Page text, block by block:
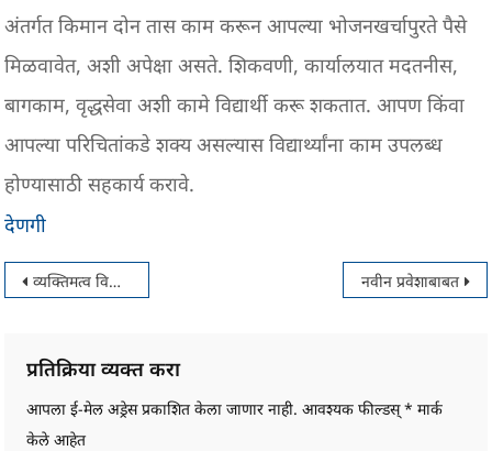
अंतर्गत किमान दोन तास काम करून आपल्या भोजनखर्चापुरते पैसे
मिळवावेत, अशी अपेक्षा असते. शिकवणी, कार्यालयात मदतनीस,
बागकाम, वृद्धसेवा अशी कामे विद्यार्थी करू शकतात. आपण किंवा
आपल्या परिचितांकडे शक्य असल्यास विद्यार्थ्यांना काम उपलब्ध
होण्यासाठी सहकार्य करावे.
देणगी
पोस्टचे
व्यक्तिमत्व विकास नवीन प्रवेशाबाबत
प्रतिक्रिया व्यक्त करा
आपला ई-मेल अड्रेस प्रकाशित केला जाणार नाही. आवश्यक फील्डस्* मार्क
केले आहेत